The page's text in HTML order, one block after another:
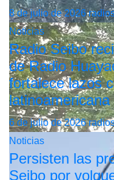
8 de julio de 2026
Noticias
Radio Seibo
de Radio
fortalece lazos
latinoamericana
6 de julio de 2026
Noticias
Persisten las
Seibo por